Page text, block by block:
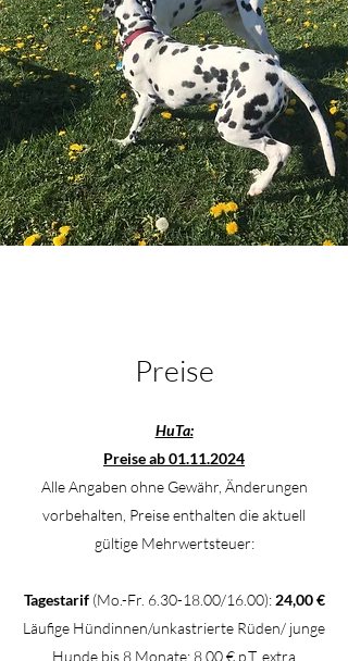
Preise
HuTa:
Preise ab01.11.2024
Alle Angaben ohne Gewähr, Änderungen
vorbehalten, Preise enthalten die aktuell
gültige Mehrwertsteuer:
Tagestarif (Mo.-Fr. 6.30-18.00/16.00): 24,00 €
Läufige Hündinnen/unkastrierte Rüden/ junge
Hunde bis 8 Monate: 8,00 € p.T. extra